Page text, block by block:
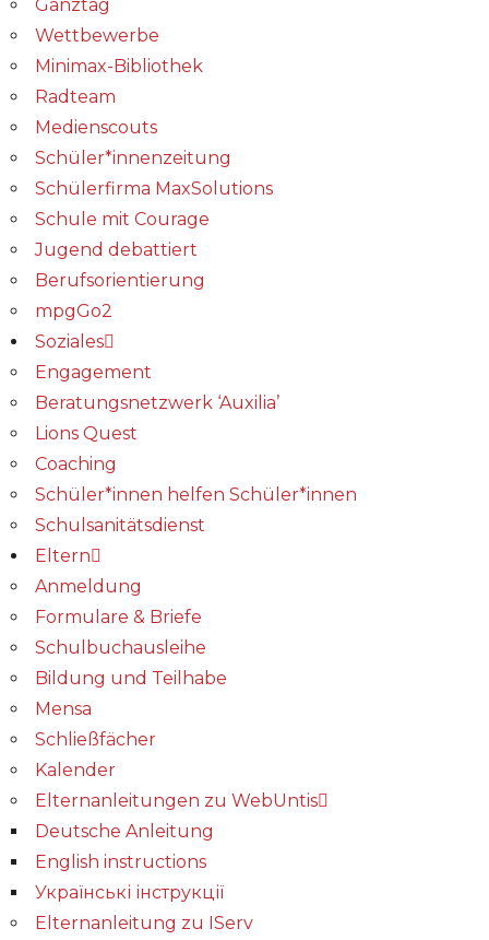
Ganztag
Wettbewerbe
Minimax-Bibliothek​
Radteam
Medienscouts
Schüler*innenzeitung
Schülerfirma MaxSolutions
Schule mit Courage
Jugend debattiert
Berufsorientierung
mpgGo2
Soziales
Engagement
Beratungsnetzwerk ‘Auxilia’
Lions Quest
Coaching
Schüler*innen helfen Schüler*innen
Schulsanitätsdienst
Eltern
Anmeldung
Formulare & Briefe
Schulbuchausleihe
Bildung und Teilhabe
Mensa
Schließfächer
Kalender
Elternanleitungen zu WebUntis
Deutsche Anleitung
English instructions
Українські інструкції
Elternanleitung zu IServ